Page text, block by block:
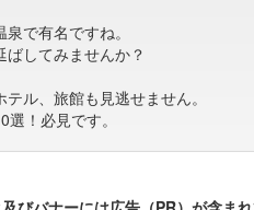
で有名ですね。
してみませんか？
ル、旅館も見逃せません。
！必見です。